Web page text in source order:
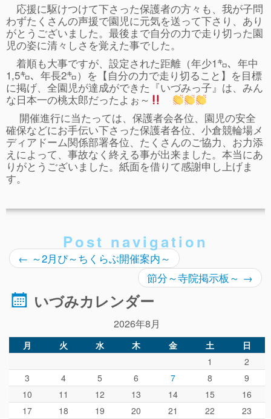
応援に駆けつけて下さった保護者の方々も、我が子問
わずたくさんの声援で園児に元気を送って下さり、あり
がとうございました。最後まで自分の力で走り切った園
児の姿に清々しさを覚えた事でした。
着順も大事ですが、設定された距離（年少1㌔、年中
1,5㌔、年長2㌔）を【自分の力で走り切ること】を目標
に掲げ、全園児が達成ができた『いづみっ子』は、みん
な日本一の桃太郎だったよぉ～
開催進行に当たっては、保護者会各位、園児の安全
確保などにお手伝い下さった保護者各位、小倉競輪場メ
ディアドーム関係部署各位、たくさんのご協力、お力添
えによって、事故なく終える事が出来ました。本当にあ
りがとうございました。紙面を借りて感謝申し上げま
す。
Post navigation
← ～2月ぴ～ちくらぶ開催案内～
節分～寺院掲示板～ →
いづみカレンダー
2026年8月
月 火 水 木 金 土 日
1
2
3
4 5 6 7 8
9
10
11 12 13 14 15
16
17
18 19 20 21 22
23